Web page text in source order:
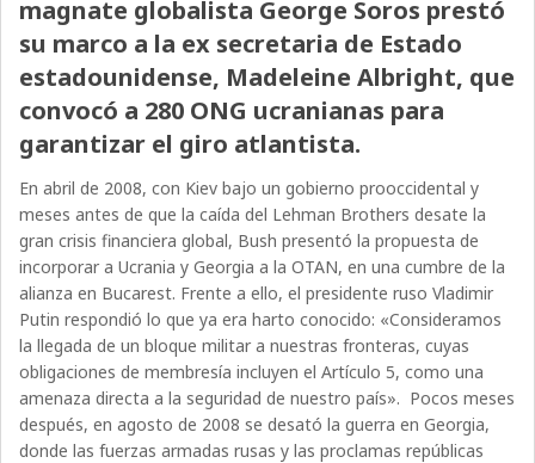
magnate globalista George Soros prestó
su marco a la ex secretaria de Estado
estadounidense, Madeleine Albright, que
convocó a 280 ONG ucranianas para
garantizar el giro atlantista.
En abril de 2008, con Kiev bajo un gobierno prooccidental y
meses antes de que la caída del Lehman Brothers desate la
gran crisis financiera global, Bush presentó la propuesta de
incorporar a Ucrania y Georgia a la OTAN, en una cumbre de la
alianza en Bucarest. Frente a ello, el presidente ruso Vladimir
Putin respondió lo que ya era harto conocido: «Consideramos
la llegada de un bloque militar a nuestras fronteras, cuyas
obligaciones de membresía incluyen el Artículo 5, como una
amenaza directa a la seguridad de nuestro país». Pocos meses
después, en agosto de 2008 se desató la guerra en Georgia,
donde las fuerzas armadas rusas y las proclamas repúblicas